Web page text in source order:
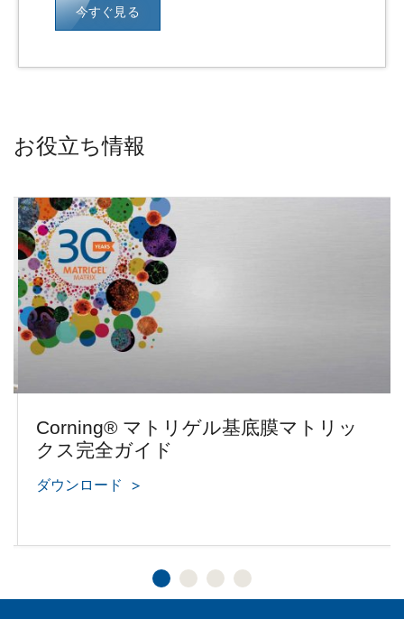
今すぐ見る
お役立ち情報
Corning® マトリゲル基底膜マトリッ
クス完全ガイド
ダウンロード